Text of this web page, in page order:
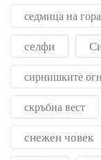
седмица на
селфи
сирнишките
скръбна вест
снежен човек